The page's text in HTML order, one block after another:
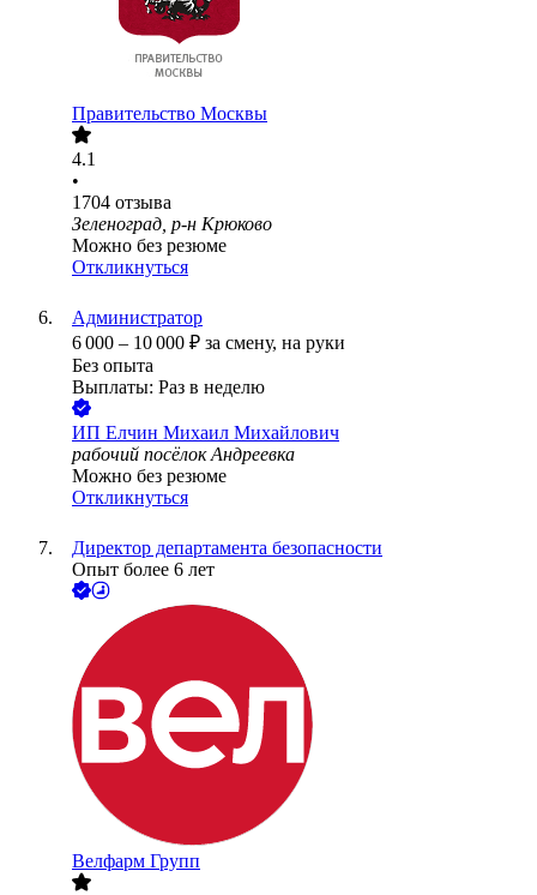
Правительство Москвы
4.1
•
1704 отзыва
Зеленоград, р-н Крюково
Можно без резюме
Откликнуться
Администратор
6 000 – 10 000 ₽ за смену, на руки
Без опыта
Выплаты: Раз в неделю
ИП Елчин Михаил Михайлович
рабочий посёлок Андреевка
Можно без резюме
Откликнуться
Директор департамента безопасности
Опыт более 6 лет
Велфарм Групп